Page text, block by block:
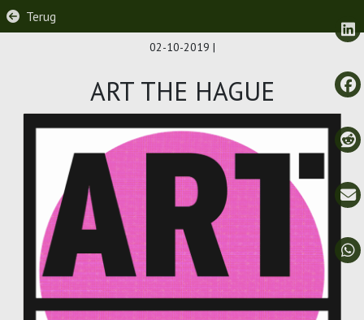
Terug
02-10-2019 |
ART THE HAGUE